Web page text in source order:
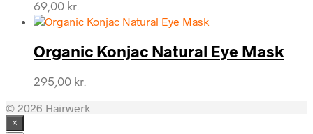
69,00 kr.
Organic Konjac Natural Eye Mask
295,00 kr.
© 2026 Hairwerk
×